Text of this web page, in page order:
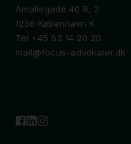
Amaliegade 40 B, 2.
1256 København K
Tel +45 63 14 20 20
mail@focus-advokater.dk